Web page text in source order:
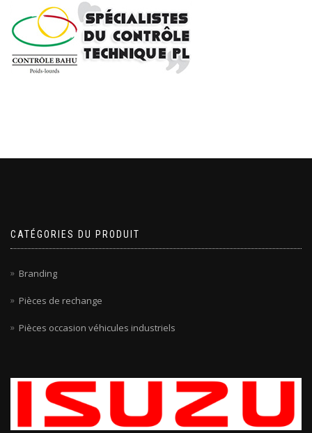
CATÉGORIES DU PRODUIT
Branding
Pièces de rechange
Pièces occasion véhicules industriels